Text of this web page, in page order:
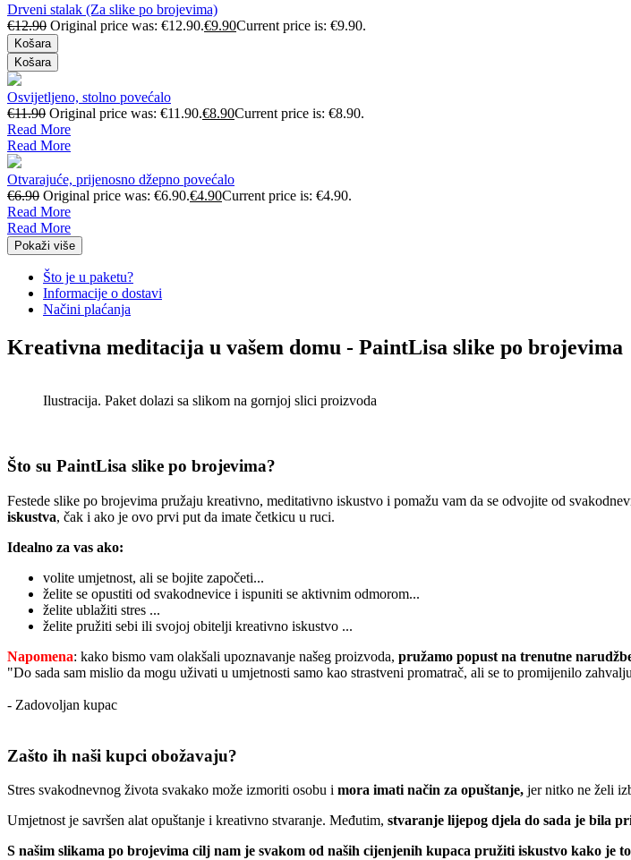
Drveni stalak (Za slike po brojevima)
€12.90 Original price was: €12.90.€9.90Current price is: €9.90.
Košara
Košara
Osvijetljeno, stolno povećalo
€11.90 Original price was: €11.90.€8.90Current price is: €8.90.
Read More
Read More
Otvarajuće, prijenosno džepno povećalo
€6.90 Original price was: €6.90.€4.90Current price is: €4.90.
Read More
Read More
Pokaži više
Što je u paketu?
Informacije o dostavi
Načini plaćanja
Kreativna meditacija u vašem domu - PaintLisa slike po brojevima
Ilustracija. Paket dolazi sa slikom na gornjoj slici proizvoda
Što su PaintLisa slike po brojevima?
Festede slike po brojevima pružaju kreativno, meditativno iskustvo i pomažu vam da se odvojite od
iskustva, čak i ako je ovo prvi put da imate četkicu u ruci.
Idealno za vas ako:
volite umjetnost, ali se bojite započeti...
želite se opustiti od svakodnevice i ispuniti se aktivnim odmorom...
želite ublažiti stres ...
želite pružiti sebi ili svojoj obitelji kreativno iskustvo ...
Napomena: kako bismo vam olakšali upoznavanje našeg proizvoda, pružamo popust na trenutne
"Do sada sam mislio da mogu uživati u umjetnosti samo kao strastveni promatrač, ali se to promijenilo
- Zadovoljan kupac
Zašto ih naši kupci obožavaju?
Stres svakodnevnog života svakako može izmoriti osobu i mora imati način za opuštanje, jer nitko ne želi
Umjetnost je savršen alat opuštanje i kreativno stvaranje. Međutim, stvaranje lijepog djela do sada je bila
S našim slikama po brojevima cilj nam je svakom od naših cijenjenih kupaca pružiti iskustvo kako je to